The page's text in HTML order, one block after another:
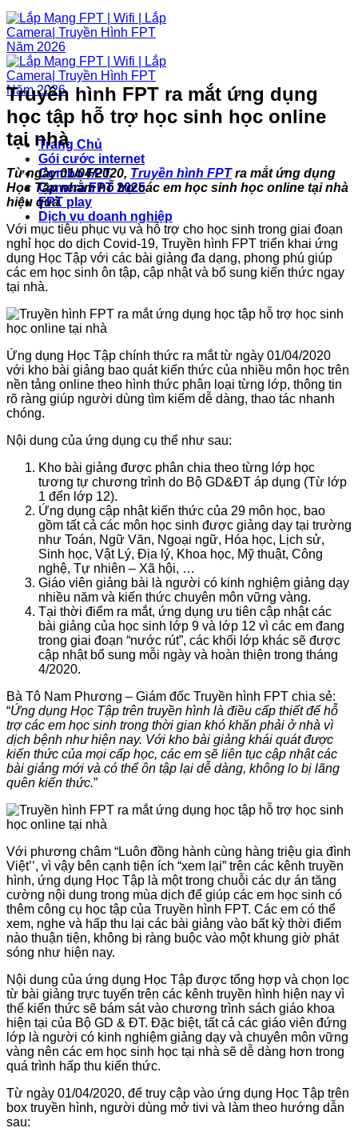
Trang Chủ
Gói cước internet
Combo FPT
Camera FPT 2025
FPT play
Dịch vụ doanh nghiệp
Truyền hình FPT ra mắt ứng dụng
học tập hỗ trợ học sinh học online
tại nhà
Từ ngày 01/04/2020, Truyền hình FPTra mắt ứng dụng
Học Tập nhằm hỗ trợ các em học sinh học online tại nhà
hiệu quả.
Với mục tiêu phục vụ và hỗ trợ cho học sinh trong giai đoạn
nghỉ học do dịch Covid-19, Truyền hình FPT triển khai ứng
dụng Học Tập với các bài giảng đa dạng, phong phú giúp
các em học sinh ôn tập, cập nhật và bổ sung kiến thức ngay
tại nhà.
Ứng dụng Học Tập chính thức ra mắt từ ngày 01/04/2020
với kho bài giảng bao quát kiến thức của nhiều môn học trên
nền tảng online theo hình thức phân loại từng lớp, thông tin
rõ ràng giúp người dùng tìm kiếm dễ dàng, thao tác nhanh
chóng.
Nội dung của ứng dụng cụ thể như sau:
Kho bài giảng được phân chia theo từng lớp học
tương tự chương trình do Bộ GD&ĐT áp dụng (Từ lớp
1 đến lớp 12).
Ứng dụng cập nhật kiến thức của 29 môn học, bao
gồm tất cả các môn học sinh được giảng dạy tại trường
như Toán, Ngữ Văn, Ngoại ngữ, Hóa học, Lịch sử,
Sinh học, Vật Lý, Địa lý, Khoa học, Mỹ thuật, Công
nghệ, Tự nhiên – Xã hội, …
Giáo viên giảng bài là người có kinh nghiệm giảng dạy
nhiều năm và kiến thức chuyên môn vững vàng.
Tại thời điểm ra mắt, ứng dụng ưu tiên cập nhật các
bài giảng của học sinh lớp 9 và lớp 12 vì các em đang
trong giai đoạn “nước rút”, các khối lớp khác sẽ được
cập nhật bổ sung mỗi ngày và hoàn thiện trong tháng
4/2020.
Bà Tô Nam Phương – Giám đốc Truyền hình FPT chia sẻ:
“Ứng dụng Học Tập trên truyền hình là điều cấp thiết để hỗ
trợ các em học sinh trong thời gian khó khăn phải ở nhà vì
dịch bệnh như hiện nay. Với kho bài giảng khái quát được
kiến thức của mọi cấp học, các em sẽ liên tục cập nhật các
bài giảng mới và có thể ôn tập lại dễ dàng, không lo bị lãng
quên kiến thức.”
Với phương châm “Luôn đồng hành cùng hàng triệu gia đình
Việt’’, vì vậy bên cạnh tiện ích “xem lại” trên các kênh truyền
hình, ứng dụng Học Tập là một trong chuỗi các dự án tăng
cường nội dung trong mùa dịch để giúp các em học sinh có
thêm công cụ học tập của Truyền hình FPT. Các em có thể
xem, nghe và hấp thu lại các bài giảng vào bất kỳ thời điểm
nào thuận tiện, không bị ràng buộc vào một khung giờ phát
sóng như hiện nay.
Nội dung của ứng dụng Học Tập được tổng hợp và chọn lọc
từ bài giảng trực tuyến trên các kênh truyền hình hiện nay vì
thế kiến thức sẽ bám sát vào chương trình sách giáo khoa
hiện tại của Bộ GD & ĐT. Đặc biệt, tất cả các giáo viên đứng
lớp là người có kinh nghiệm giảng dạy và chuyên môn vững
vàng nên các em học sinh học tại nhà sẽ dễ dàng hơn trong
quá trình hấp thu kiến thức.
Từ ngày 01/04/2020, để truy cập vào ứng dụng Học Tập trên
box truyền hình, người dùng mở tivi và làm theo hướng dẫn
sau: